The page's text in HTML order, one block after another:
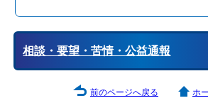
相談・要望・苦情・公益通報
前のページへ戻る ホ